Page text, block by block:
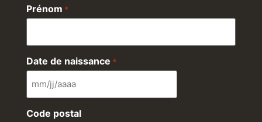
Prénom *
Date de naissance *
Code postal